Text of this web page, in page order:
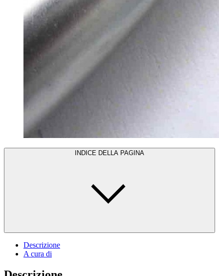
INDICE DELLA PAGINA
Descrizione
A cura di